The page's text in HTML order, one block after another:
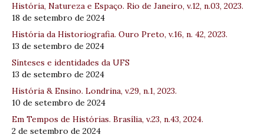
História, Natureza e Espaço. Rio de Janeiro, v.12, n.03, 2023.
18 de setembro de 2024
História da Historiografia. Ouro Preto, v.16, n. 42, 2023.
13 de setembro de 2024
Sínteses e identidades da UFS
13 de setembro de 2024
História & Ensino. Londrina, v.29, n.1, 2023.
10 de setembro de 2024
Em Tempos de Histórias. Brasília, v.23, n.43, 2024.
2 de setembro de 2024